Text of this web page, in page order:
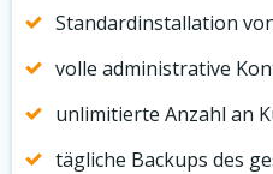
Standardinstallation
volle administrative
unlimitierte Anzahl an
tägliche Backups des